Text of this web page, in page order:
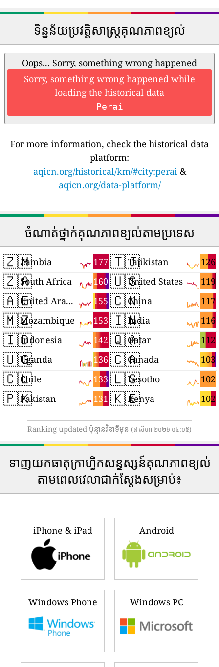
ទិន្នន័យប្រវត្តិសាស្រ្តគុណភាពខ្យល់
Oops... Sorry, something wrong happened
Sorry, something wrong happened while
loading the historical data
Perai
For more information, check the historical data
platform:
aqicn.org/historical/km/#city:perai&
aqicn.org/data-platform/
ចំណាត់ថ្នាក់គុណភាពខ្យល់តាមប្រទេស
🇿🇲 177
Zambia
🇿🇦 160
South Africa
🇦🇪 155
United Arab Emirates
🇲🇿 153
Mozambique
🇮🇩 142
Indonesia
🇺🇬 136
Uganda
🇨🇱 133
Chile
🇵🇰 131
Pakistan
🇹🇯 126
Tajikistan
🇺🇸 119
United States
🇨🇳 117
China
🇮🇳 116
India
🇶🇦 112
Qatar
🇨🇦 103
Canada
🇱🇸 102
Lesotho
🇰🇪 102
Kenya
Ranking updated ប៉ុន្មានវិនាទីមុន (៨ សីហា ២០២៦ ០៤:០៥)
ទាញយកធាតុក្រាហ្វិកសន្ទស្សន៍គុណភាពខ្យល់
តាមពេលវេលាជាក់ស្តែងសម្រាប់៖
iPhone & iPad Android
Windows Phone Windows PC